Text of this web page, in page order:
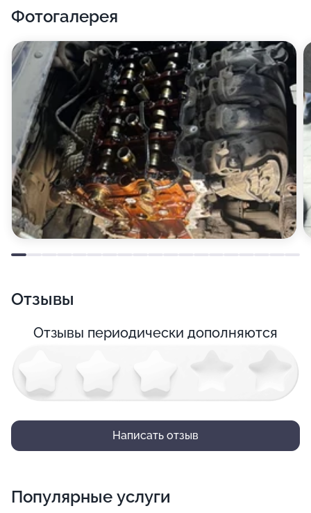
Фотогалерея
Отзывы
Отзывы периодически дополняются
Написать отзыв
Популярные услуги